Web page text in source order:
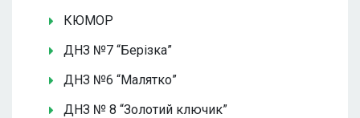
КЮМОР
ДНЗ №7 “Берізка”
ДНЗ №6 “Малятко”
ДНЗ № 8 “Золотий ключик”